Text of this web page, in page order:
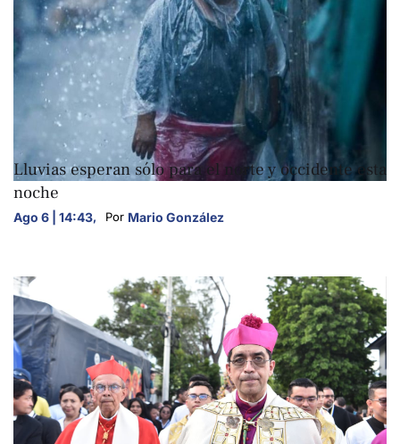
NACIONALES
Lluvias esperan sólo para el norte y occidente esta
noche
Ago 6 | 14:43, Por Mario González